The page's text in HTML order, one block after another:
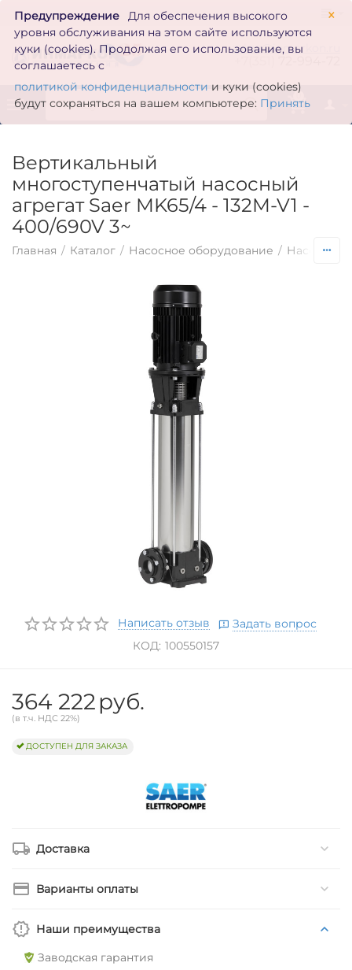
×
Предупреждение
Для обеспечения высокого
уровня обслуживания на этом сайте используются
куки (cookies). Продолжая его использование, вы
соглашаетесь с
политикой конфиденциальности и куки (cookies)
будут сохраняться на вашем компьютере: Принять
zakaz@inmarkon.ru
0
Вертикальный
многоступенчатый насосный
агрегат Saer MK65/4 - 132M-V1 -
400/690V 3~
Главная / Каталог / Насосное оборудование / Насосы по
Написать отзыв
Задать вопрос
КОД: 100550157
364 222руб.
(в т.ч. НДС 22%)
ДОСТУПЕН ДЛЯ ЗАКАЗА
Доставка
Варианты оплаты
Наши преимущества
Заводская гарантия